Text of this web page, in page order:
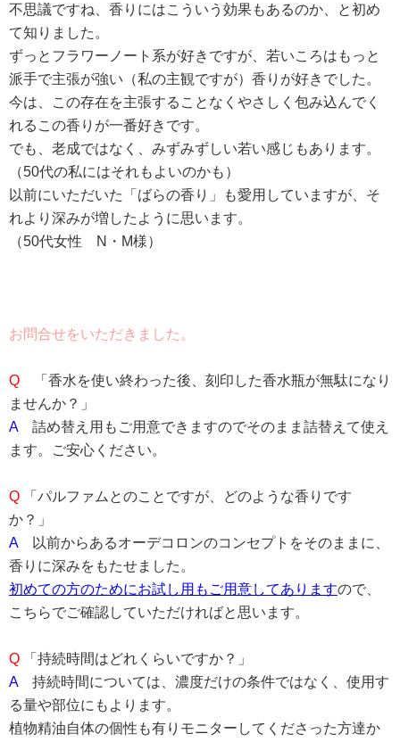
不思議ですね、香りにはこういう効果もあるのか、と初め
て知りました。
ずっとフラワーノート系が好きですが、若いころはもっと
派手で主張が強い（私の主観ですが）香りが好きでした。
今は、この存在を主張することなくやさしく包み込んでく
れるこの香りが一番好きです。
でも、老成ではなく、みずみずしい若い感じもあります。
（50代の私にはそれもよいのかも）
以前にいただいた「ばらの香り」も愛用していますが、そ
れより深みが増したように思います。
（50代女性 N・M様）
お問合せをいただきました。
Q 「香水を使い終わった後、刻印した香水瓶が無駄になり
ませんか？」
A詰め替え用もご用意できますのでそのまま詰替えて使え
ます。ご安心ください。
Q 「パルファムとのことですが、どのような香りです
か？」
A以前からあるオーデコロンのコンセプトをそのままに、
香りに深みをもたせました。
初めての方のためにお試し用もご用意してありますので、
こちらでご確認していただければと思います。
Q 「持続時間はどれくらいですか？」
A持続時間については、濃度だけの条件ではなく、使用す
る量や部位にもよります。
植物精油自体の個性も有りモニターしてくださった方達か